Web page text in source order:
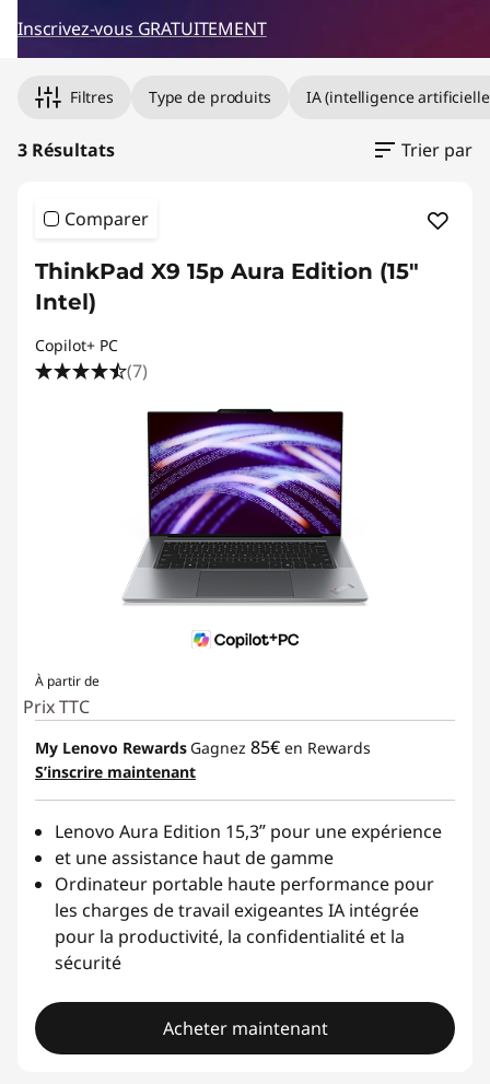
n
Inscrivez-vous GRATUITEMENT
Filtres Type de produits IA (intelligence
3 Résultats Trier par
Comparer
ThinkPad X9 15p Aura Edition (15"
Intel)
Copilot+ PC
(7)
À partir de
Prix TTC
My Lenovo Rewards Gagnez 85€ en Rewards
S’inscrire maintenant
Lenovo Aura Edition 15,3ʺ pour une expérience
et une assistance haut de gamme
Ordinateur portable haute performance pour
les charges de travail exigeantes IA intégrée
pour la productivité, la confidentialité et la
sécurité
Acheter maintenant